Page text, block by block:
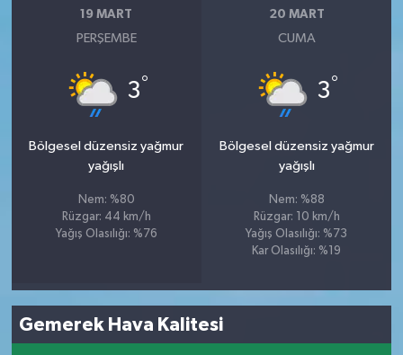
19 MART
PERŞEMBE
3°
Bölgesel düzensiz yağmur
yağışlı
Nem: %80
Rüzgar: 44 km/h
Yağış Olasılığı: %76
20 MART
CUMA
3°
Bölgesel düzensiz yağmur
yağışlı
Nem: %88
Rüzgar: 10 km/h
Yağış Olasılığı: %73
Kar Olasılığı: %19
Gemerek Hava Kalitesi